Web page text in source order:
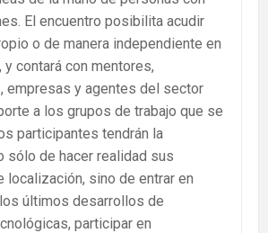
El encuentro posibilita acudir
o de manera independiente en
y contará con mentores,
empresas y agentes del sector
a los grupos de trabajo que se
participantes tendrán la
sólo de hacer realidad sus
localización, sino de entrar en
últimos desarrollos de
participar en